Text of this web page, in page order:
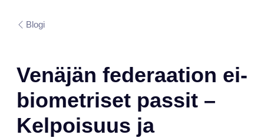
Blogi
Venäjän federaation ei-
biometriset passit –
Kelpoisuus ja